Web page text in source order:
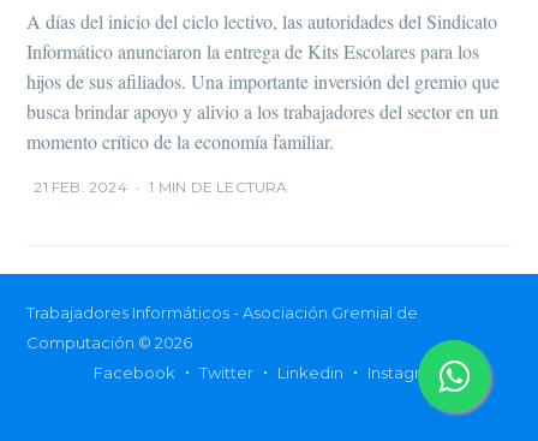
A días del inicio del ciclo lectivo, las autoridades del Sindicato
Informático anunciaron la entrega de Kits Escolares para los
hijos de sus afiliados. Una importante inversión del gremio que
busca brindar apoyo y alivio a los trabajadores del sector en un
momento crítico de la economía familiar.
21 FEB. 2024 • 1 MIN DE LECTURA
Trabajadores Informáticos - Asociación Gremial de
Computación © 2026
Facebook
Twitter Linkedin Instagram